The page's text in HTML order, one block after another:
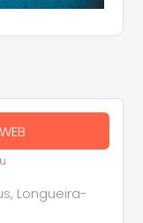
Longueira-